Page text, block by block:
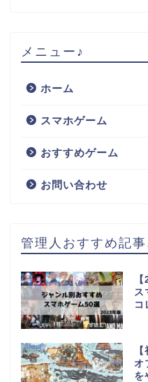
メニュー♪
ホーム
スマホゲーム
おすすめゲーム
お問い合わせ
管理人おすすめ記事
ス
コ
オ
を